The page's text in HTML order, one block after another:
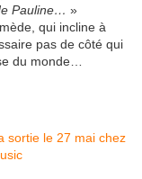
Pauline… »
qui incline à
pas de côté qui
du monde…